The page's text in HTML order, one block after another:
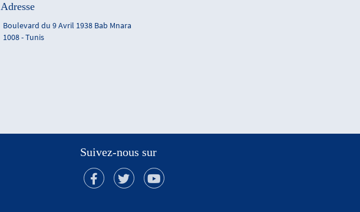
Adresse
Boulevard du 9 Avril 1938 Bab Mnara
1008 - Tunis
Suivez-nous sur